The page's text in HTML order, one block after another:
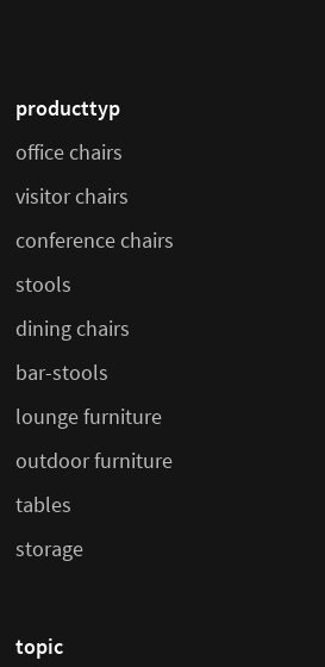
producttyp
office chairs
visitor chairs
conference chairs
stools
dining chairs
bar-stools
lounge furniture
outdoor furniture
tables
storage
topic